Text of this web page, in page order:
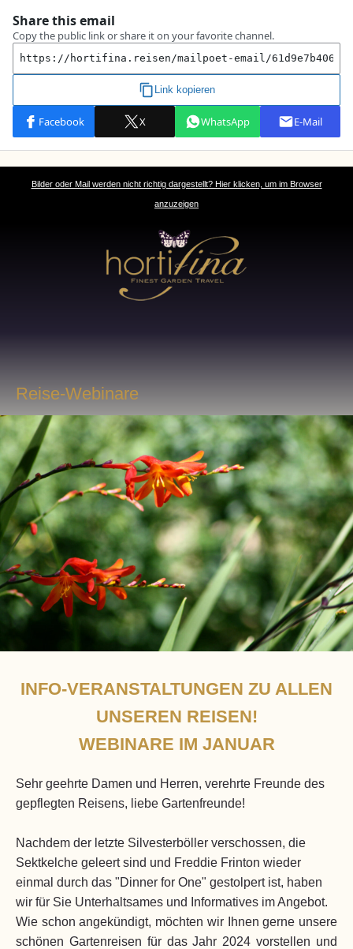
Bilder oder Mail werden nicht richtig dargestellt? Hier klicken, um im Browser
anzuzeigen
Reise-Webinare
INFO-VERANSTALTUNGEN ZU ALLEN
UNSEREN REISEN!
WEBINARE IM JANUAR
Sehr geehrte Damen und Herren, verehrte Freunde des
gepflegten Reisens, liebe Gartenfreunde!
Nachdem der letzte Silvesterböller verschossen, die
Sektkelche geleert sind und Freddie Frinton wieder
einmal durch das "Dinner for One" gestolpert ist, haben
wir für Sie Unterhaltsames und Informatives im Angebot.
Wie schon angekündigt, möchten wir Ihnen gerne unsere
schönen Gartenreisen für das Jahr 2024 vorstellen und